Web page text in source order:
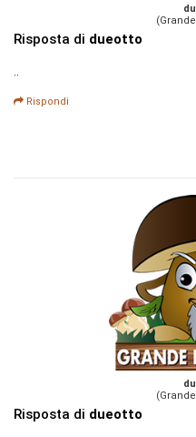
Risposta di dueotto
..
Rispondi
Risposta di dueotto